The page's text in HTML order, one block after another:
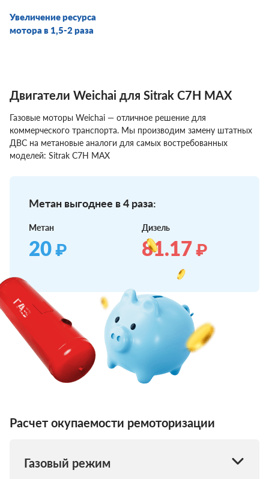
Увеличение ресурса
мотора в 1,5-2 раза
Двигатели Weichai для Sitrak С7Н МАХ
Газовые моторы Weichai — отличное решение для
коммерческого транспорта. Мы производим замену штатных
ДВС на метановые аналоги для самых востребованных
моделей: Sitrak С7Н МАХ
Метан выгоднее в 4 раза:
Метан
20₽
Дизель
81.17₽
Расчет окупаемости ремоторизации
Газовый режим